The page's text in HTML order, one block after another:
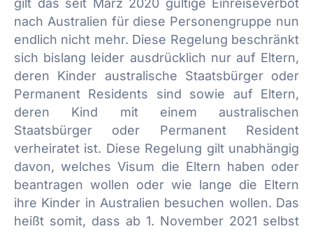
gilt das seit März 2020 gültige Einreiseverbot
nach Australien für diese Personengruppe nun
endlich nicht mehr. Diese Regelung beschränkt
sich bislang leider ausdrücklich nur auf Eltern,
deren Kinder australische Staatsbürger oder
Permanent Residents sind sowie auf Eltern,
deren Kind mit einem australischen
Staatsbürger oder Permanent Resident
verheiratet ist. Diese Regelung gilt unabhängig
davon, welches Visum die Eltern haben oder
beantragen wollen oder wie lange die Eltern
ihre Kinder in Australien besuchen wollen. Das
heißt somit, dass ab 1. November 2021 selbst